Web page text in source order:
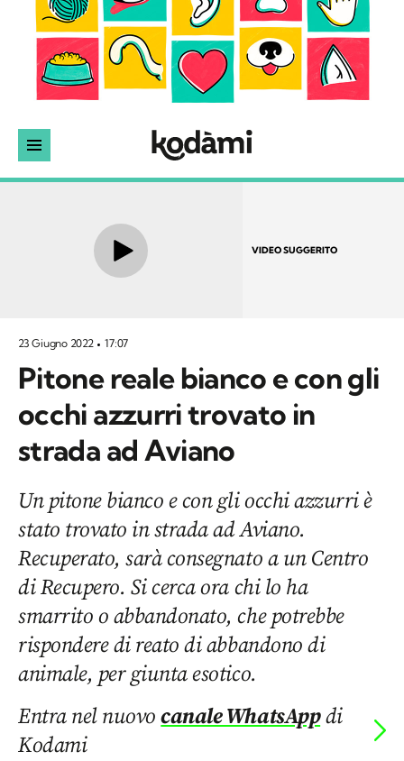
VIDEO SUGGERITO
23 Giugno 2022 17:07
Pitone reale bianco e con gli
occhi azzurri trovato in
strada ad Aviano
Un pitone bianco e con gli occhi azzurri è
stato trovato in strada ad Aviano.
Recuperato, sarà consegnato a un Centro
di Recupero. Si cerca ora chi lo ha
smarrito o abbandonato, che potrebbe
rispondere di reato di abbandono di
animale, per giunta esotico.
Entra nel nuovocanale WhatsAppdi
Kodami